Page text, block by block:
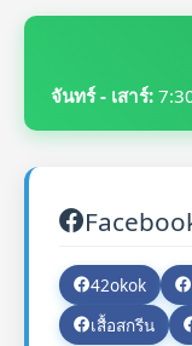
จันทร์ - เสาร์:
42okok
เสื้อสกรีน